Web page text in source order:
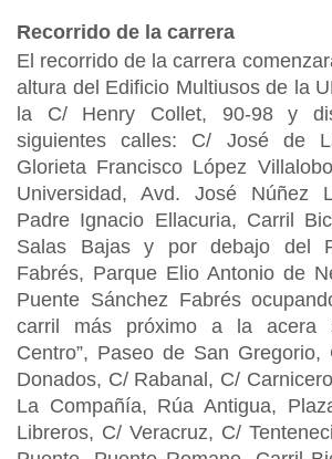
Recorrido de la carrera
El recorrido de la carrera
altura del Edificio Multiusos de la
la C/ Henry Collet, 90-98 y
siguientes calles: C/ José de
Glorieta Francisco López
Universidad, Avd. José Núñez
Padre Ignacio Ellacuria, Carril
Salas Bajas y por debajo del
Fabrés, Parque Elio Antonio de
Puente Sánchez Fabrés
carril más próximo a la acera
Centro”, Paseo de San
Donados, C/ Rabanal, C/
La Compañía, Rúa Antigua,
Libreros, C/ Veracruz, C/